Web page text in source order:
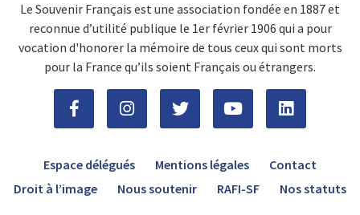
Le Souvenir Français est une association fondée en 1887 et
reconnue d’utilité publique le 1er février 1906 qui a pour
vocation d'honorer la mémoire de tous ceux qui sont morts
pour la France qu’ils soient Français ou étrangers.
Espace délégués Mentions légales
Contact
Droit à l’image
Nous soutenir RAFI-SF Nos statuts